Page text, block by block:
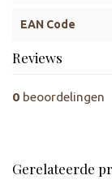
EAN Code
Reviews
0 beoordelingen
Gerelateerde